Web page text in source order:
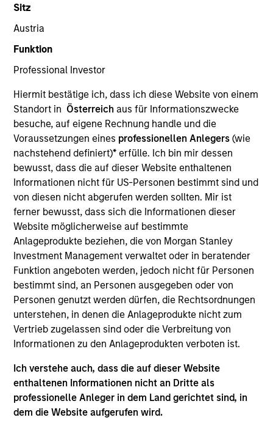
Sitz
Austria
Funktion
Professional Investor
Hiermit bestätige ich, dass ich diese Website von einem
Standort in Österreich aus für Informationszwecke
besuche, auf eigene Rechnung handle und die
Voraussetzungen eines professionellen Anlegers(wie
nachstehend definiert)* erfülle. Ich bin mir dessen
bewusst, dass die auf dieser Website enthaltenen
Informationen nicht für US-Personen bestimmt sind und
von diesen nicht abgerufen werden sollten. Mir ist
ferner bewusst, dass sich die Informationen dieser
Website möglicherweise auf bestimmte
Anlageprodukte beziehen, die von Morgan Stanley
Investment Management verwaltet oder in beratender
Funktion angeboten werden, jedoch nicht für Personen
bestimmt sind, an Personen ausgegeben oder von
Personen genutzt werden dürfen, die Rechtsordnungen
unterstehen, in denen die Anlageprodukte nicht zum
Vertrieb zugelassen sind oder die Verbreitung von
Informationen zu den Anlageprodukten verboten ist.
Ich verstehe auch, dass die auf dieser Website
enthaltenen Informationen nicht an Dritte als
professionelle Anleger in dem Land gerichtet sind, in
dem die Website aufgerufen wird.
Russell 1000 Growth Index
Related Product
Pooled Vehicle
Insights
Overview
Morgan Stanley Growth
appreciation by investing in high-quality established and
emerging companies with capitalizations within the
range of companies included in the Russell 1000 Growth
Index. To help achieve its objective, the investment team
seeks companies with sustainable competitive
advantages, strong free cash flow yields and favorable
return on invested capital trends. The team focuses on
long-term growth rather than short-term events, with
their stock selection informed by rigorous fundamental